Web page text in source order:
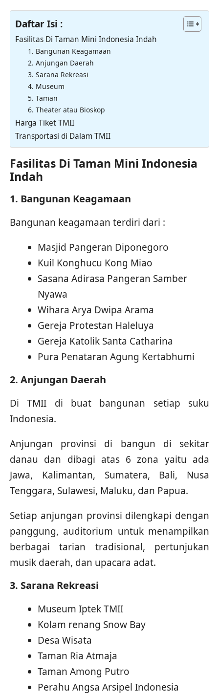
Daftar Isi :
Fasilitas Di Taman Mini Indonesia Indah
1. Bangunan Keagamaan
2. Anjungan Daerah
3. Sarana Rekreasi
4. Museum
5. Taman
6. Theater atau Bioskop
Harga Tiket TMII
Transportasi di Dalam TMII
Fasilitas Di Taman Mini Indonesia
Indah
1. Bangunan Keagamaan
Bangunan keagamaan terdiri dari :
Masjid Pangeran Diponegoro
Kuil Konghucu Kong Miao
Sasana Adirasa Pangeran Samber
Nyawa
Wihara Arya Dwipa Arama
Gereja Protestan Haleluya
Gereja Katolik Santa Catharina
Pura Penataran Agung Kertabhumi
2. Anjungan Daerah
Di TMII di buat bangunan setiap suku
Indonesia.
Anjungan provinsi di bangun di sekitar
danau dan dibagi atas 6 zona yaitu ada
Jawa, Kalimantan, Sumatera, Bali, Nusa
Tenggara, Sulawesi, Maluku, dan Papua.
Setiap anjungan provinsi dilengkapi dengan
panggung, auditorium untuk menampilkan
berbagai tarian tradisional, pertunjukan
musik daerah, dan upacara adat.
3. Sarana Rekreasi
Museum Iptek TMII
Kolam renang Snow Bay
Desa Wisata
Taman Ria Atmaja
Taman Among Putro
Perahu Angsa Arsipel Indonesia